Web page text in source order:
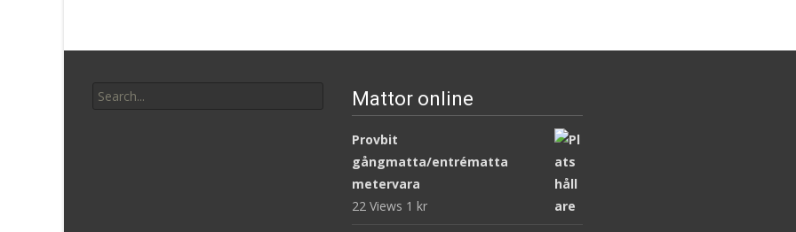
for:
Mattor online
Provbit
gångmatta/entrématta
metervara
22 Views 1 kr